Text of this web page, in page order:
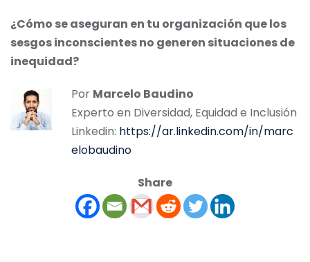
¿Cómo se aseguran en tu organización que los
sesgos inconscientes no generen situaciones de
inequidad?
Por Marcelo Baudino
Experto en Diversidad, Equidad e Inclusión
Linkedin: https://ar.linkedin.com/in/marc
elobaudino
Share